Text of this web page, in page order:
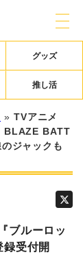
グッズ
推し活
» TVアニメ
BLAZE BATT
ジャックも
ブルーロッ
受付開